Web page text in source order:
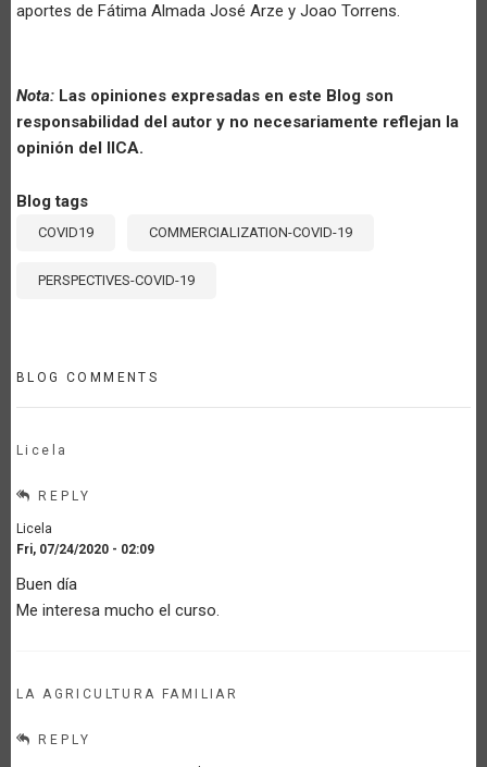
aportes de Fátima Almada José Arze y Joao Torrens.
Nota: Las opiniones expresadas en este Blog son
responsabilidad del autor y no necesariamente reflejan la
opinión del IICA.
Blog tags
COVID19 COMMERCIALIZATION-COVID-19
PERSPECTIVES-COVID-19
BLOG COMMENTS
Licela
REPLY
Licela
Fri, 07/24/2020 - 02:09
Buen día
Me interesa mucho el curso.
LA AGRICULTURA FAMILIAR
REPLY